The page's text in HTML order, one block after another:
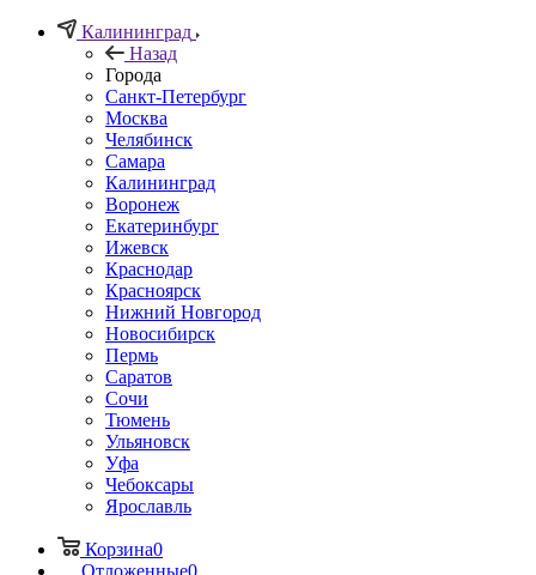
Калининград
Назад
Города
Санкт-Петербург
Москва
Челябинск
Самара
Калининград
Воронеж
Екатеринбург
Ижевск
Краснодар
Красноярск
Нижний Новгород
Новосибирск
Пермь
Саратов
Сочи
Тюмень
Ульяновск
Уфа
Чебоксары
Ярославль
Корзина0
Отложенные0